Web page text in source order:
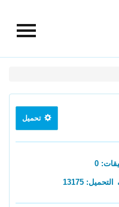
تحميل
0
التحميل: 13175